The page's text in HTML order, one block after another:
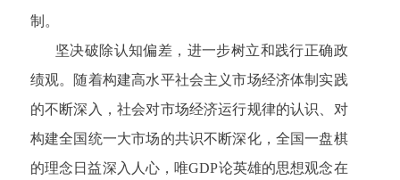
制。
坚决破除认知偏差，进一步树立和践行正确政
绩观。随着构建高水平社会主义市场经济体制实践
的不断深入，社会对市场经济运行规律的认识、对
构建全国统一大市场的共识不断深化，全国一盘棋
的理念日益深入人心，唯GDP论英雄的思想观念在